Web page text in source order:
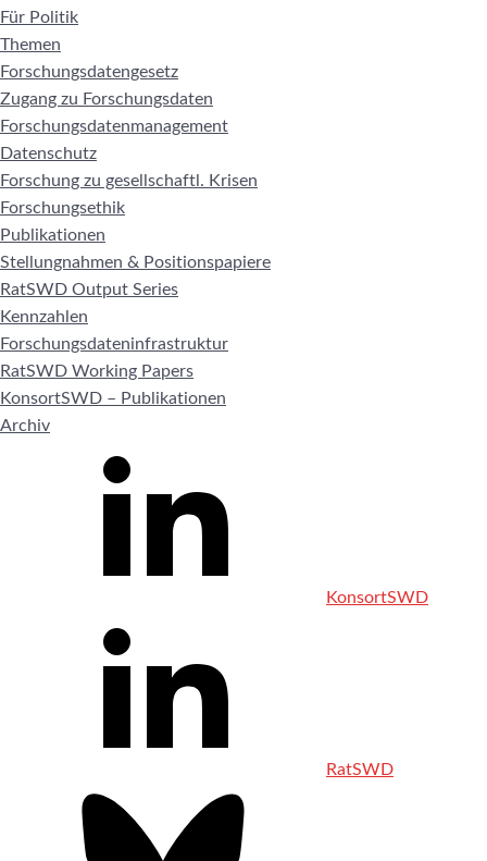
Für Politik
Themen
Forschungsdatengesetz
Zugang zu Forschungsdaten
Forschungsdatenmanagement
Datenschutz
Forschung zu gesellschaftl. Krisen
Forschungsethik
Publikationen
Stellungnahmen & Positionspapiere
RatSWD Output Series
Kennzahlen
Forschungsdateninfrastruktur
RatSWD Working Papers
KonsortSWD – Publikationen
Archiv
KonsortSWD
RatSWD